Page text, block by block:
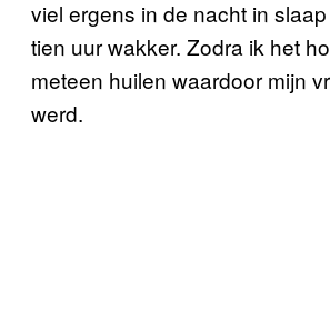
viel ergens in de nacht in
tien uur wakker. Zodra ik het
meteen huilen waardoor mijn
werd.